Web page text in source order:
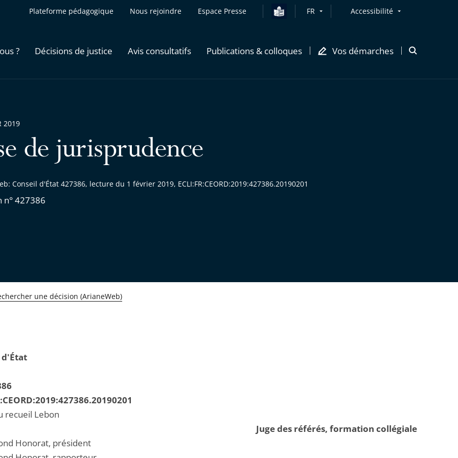
Plateforme pédagogique Nous rejoindre Espace Presse FR Accessibilité
? Décisions de justice Avis consultatifs Publications & colloques Vos démarches
Ouvrir
de jurisprudence
Conseil d'État 427386, lecture du 1 février 2019, ECLI:FR:CEORD:2019:427386.20190201
n° 427386
2019
une décision (ArianeWeb)
d'État
recueil Lebon
Juge des référés, formation collégiale
Honorat, président